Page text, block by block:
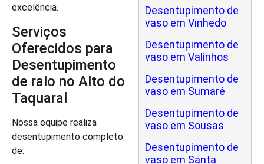
excelência.
Serviços
Oferecidos para
Desentupimento
de ralo no Alto do
Taquaral
Nossa equipe realiza
desentupimento completo
de:
Desentupimento de
vaso em Vinhedo
Desentupimento de
vaso em Valinhos
Desentupimento de
vaso em Sumaré
Desentupimento de
vaso em Sousas
Desentupimento de
vaso em Santa